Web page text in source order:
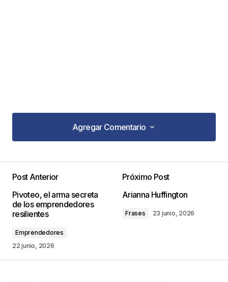
Agregar Comentario
Agregar Comentario
publicada. Los campos obligatorios están
marcados con*
Comentario
Post Anterior
Pivoteo, el arma secreta
de los emprendedores
resilientes
Emprendedores
22 junio, 2026
Próximo Post
Arianna Huffington
Frases 23 junio, 2026